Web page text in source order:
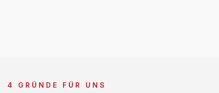
4 GRÜNDE FÜR UNS